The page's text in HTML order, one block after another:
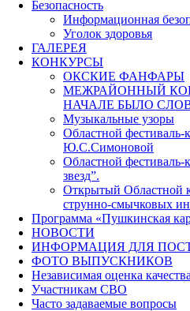
Безопасность
Информационная
Уголок здоровья
ГАЛЕРЕЯ
КОНКУРСЫ
ОКСКИЕ ФАНФАРЫ
МЕЖРАЙОННЫЙ
НАЧАЛЕ БЫЛО
Музыкальные узоры
Областной
Ю.С.Симоновой
Областной фестиваль-
звезд”.
Открытый Областной
струнно-смычковых
Программа «Пушкинская
НОВОСТИ
ИНФОРМАЦИЯ ДЛЯ
ФОТО ВЫПУСКНИКОВ
Независимая оценка качества
Участникам СВО
Часто задаваемые вопросы